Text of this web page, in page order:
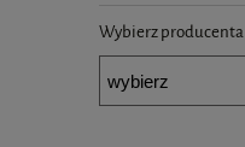
Wybierz producenta